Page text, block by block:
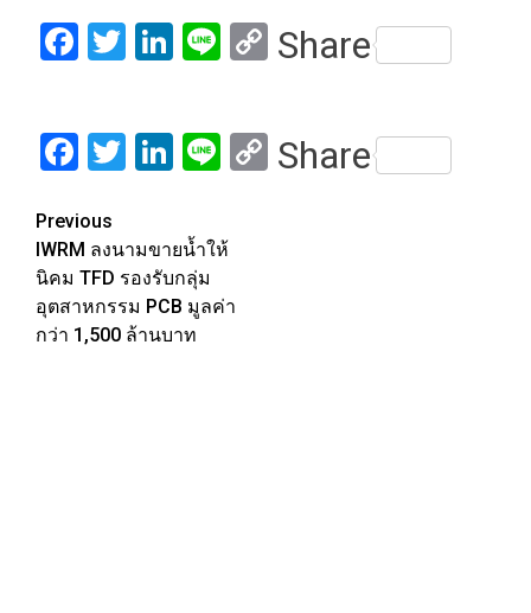
Facebook
Twitter
LinkedIn
LineCopy
Share
Facebook
Twitter
LinkedIn
LineCopy
Share
Post
navigation
Previous
IWRM ลงนามขายน้ำให้
นิคม TFD รองรับกลุ่ม
อุตสาหกรรม PCB มูลค่า
กว่า 1,500 ล้านบาท